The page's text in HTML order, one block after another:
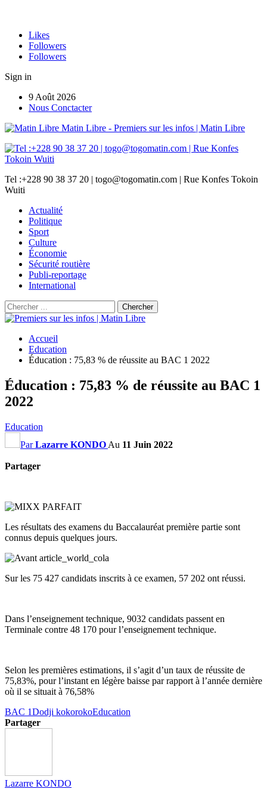
Likes
Followers
Followers
Sign in
9 Août 2026
Nous Conctacter
Matin Libre - Premiers sur les infos | Matin Libre
Tel :+228 90 38 37 20 | togo@togomatin.com | Rue Konfes Tokoin
Wuiti
Actualité
Politique
Sport
Culture
Économie
Sécurité routière
Publi-reportage
International
Accueil
Education
Éducation : 75,83 % de réussite au BAC 1 2022
Éducation : 75,83 % de réussite au BAC 1
2022
Education
ParLazarre KONDO Au 11 Juin 2022
Partager
Les résultats des examens du Baccalauréat première partie sont
connus depuis quelques jours.
Sur les 75 427 candidats inscrits à ce examen, 57 202 ont réussi.
Dans l’enseignement technique, 9032 candidats passent en
Terminale contre 48 170 pour l’enseignement technique.
Selon les premières estimations, il s’agit d’un taux de réussite de
75,83%, pour l’instant en légère baisse par rapport à l’année dernière
où il se situait à 76,58%
BAC 1Dodji kokorokoEducation
Partager
Lazarre KONDO